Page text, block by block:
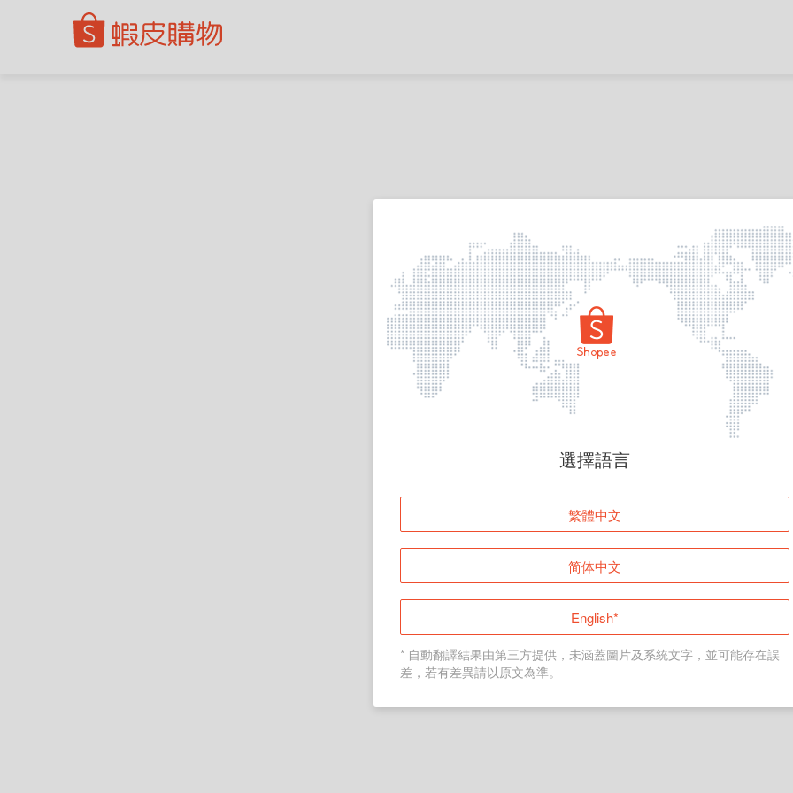
頁面無法顯示
登入
返回首頁
選擇語言
繁體中文
简体中文
English*
* 自動翻譯結果由第三方提供，未涵蓋圖片及系統文字，並可能存在誤
差，若有差異請以原文為準。